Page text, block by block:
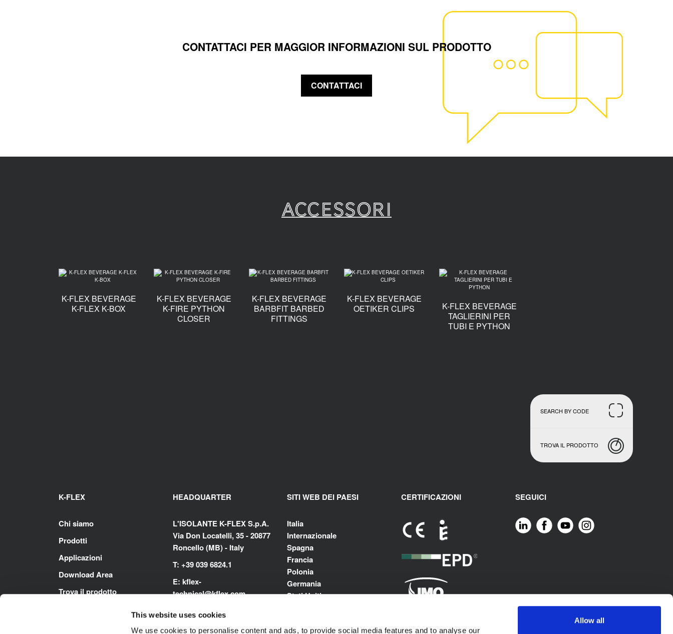
This website uses cookies
We use cookies to personalise content and ads, to provide social media features and to analyse our
Allow all
SEARCH BY CODE
TROVA IL PRODOTTO
CONTATTACI PER MAGGIOR INFORMAZIONI SUL PRODOTTO
CONTATTACI
Accessori
K-FLEX BEVERAGE
K-FLEX K-BOX
K-FLEX BEVERAGE
K-FIRE PYTHON
CLOSER
K-FLEX BEVERAGE
BARBFIT BARBED
FITTINGS
K-FLEX BEVERAGE
OETIKER CLIPS
K-FLEX BEVERAGE
TAGLIERINI PER
TUBI E PYTHON
K-FLEX
Chi siamo
Prodotti
Applicazioni
Download Area
Trova il prodotto
HEADQUARTER
L'ISOLANTE K-FLEX S.p.A.
Via Don Locatelli, 35 - 20877
Roncello (MB) - Italy
T: +39 039 6824.1
E: kflex-
technical@kflex.com
talysales @kflex.com
www.kflex.com
SITI WEB DEI PAESI
Italia
Internazionale
Spagna
Francia
Polonia
Germania
Stati Uniti
Medio Oriente e Nord Africa
CERTIFICAZIONI SEGUICI